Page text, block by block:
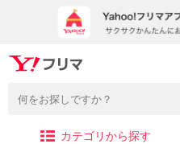
カテゴリから探す